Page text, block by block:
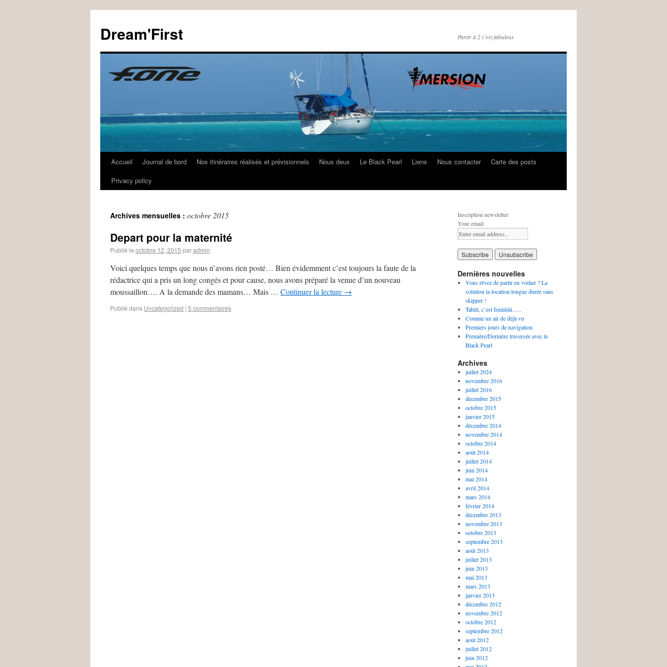
Dream'First Partir à 2 c'est fabuleux
Accueil Journal de bord Nos itinéraires réalisés et prévisionnels Nous deux Le Black Pearl Liens Nous contacter
Carte des posts
Privacy policy
Archives mensuelles : octobre 2015
Depart pour la maternité
Publié le octobre 12, 2015 paradmin
Voici quelques temps que nous n’avons rien posté… Bien évidemment c’est toujours la faute de la
rédactrice qui a pris un long congés et pour cause, nous avons préparé la venue d’un nouveau
moussaillon…. A la demande des mamans… Mais … Continuer la lecture →
Publié dans Uncategorized | 5 commentaires
Inscription newsletter
Your email:
Dernières nouvelles
Vous rêvez de partir en voilier ? La
solution la location longue durée sans
skipper !
Tahiti, c’est finiiiiiiii…..
Comme un air de déjà vu
Premiers jours de navigation
Première/Dernière traversée avec le
Black Pearl
Archives
juillet 2024
novembre 2016
juillet 2016
décembre 2015
octobre 2015
janvier 2015
décembre 2014
novembre 2014
octobre 2014
août 2014
juillet 2014
juin 2014
mai 2014
avril 2014
mars 2014
février 2014
décembre 2013
novembre 2013
octobre 2013
septembre 2013
août 2013
juillet 2013
juin 2013
mai 2013
mars 2013
janvier 2013
décembre 2012
novembre 2012
octobre 2012
septembre 2012
août 2012
juillet 2012
juin 2012